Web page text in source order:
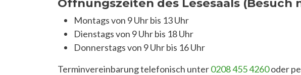
Montags von 9 Uhrbis 13 Uhr
Dienstags von 9 Uhr bis 18 Uhr
Donnerstags von 9 Uhr bis 16 Uhr
Terminvereinbarung telefonisch unter0208 455 4260oder